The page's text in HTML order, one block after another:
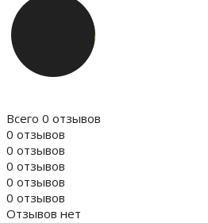
Всего 0 отзывов
0 отзывов
0 отзывов
0 отзывов
0 отзывов
0 отзывов
Отзывов нет